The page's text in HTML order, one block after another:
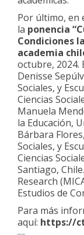
Por último, en
la ponencia “
Condiciones
academia
octubre, 2024.
Denisse
Sociales, y
Ciencias
Manuela
la Educación,
Bárbara
Sociales, y
Ciencias
Santiago,
Research
Estudios de
Para más
aquí: https://